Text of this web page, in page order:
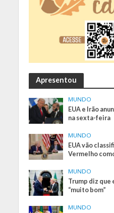
Apresentou
MUNDO
EUA e Irão
na sexta-feira
MUNDO
EUA vão
Vermelho
MUNDO
Trump diz que
“muito bom”
MUNDO